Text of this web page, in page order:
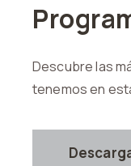
Descubre las
tenemos en